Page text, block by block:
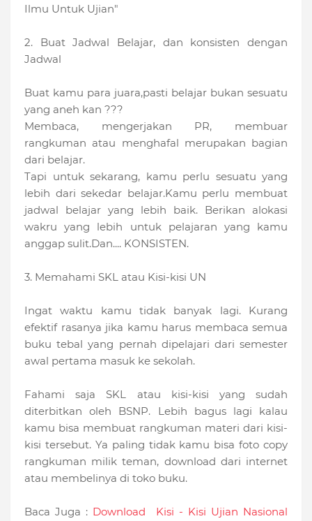
Ilmu Untuk Ujian"
2. Buat Jadwal Belajar, dan konsisten dengan
Jadwal
Buat kamu para juara,pasti belajar bukan sesuatu
yang aneh kan ???
Membaca, mengerjakan PR, membuar
rangkuman atau menghafal merupakan bagian
dari belajar.
Tapi untuk sekarang, kamu perlu sesuatu yang
lebih dari sekedar belajar.Kamu perlu membuat
jadwal belajar yang lebih baik. Berikan alokasi
wakru yang lebih untuk pelajaran yang kamu
anggap sulit.Dan.... KONSISTEN.
3. Memahami SKL atau Kisi-kisi UN
Ingat waktu kamu tidak banyak lagi. Kurang
efektif rasanya jika kamu harus membaca semua
buku tebal yang pernah dipelajari dari semester
awal pertama masuk ke sekolah.
Fahami saja SKL atau kisi-kisi yang sudah
diterbitkan oleh BSNP. Lebih bagus lagi kalau
kamu bisa membuat rangkuman materi dari kisi-
kisi tersebut. Ya paling tidak kamu bisa foto copy
rangkuman milik teman, download dari internet
atau membelinya di toko buku.
Baca Juga : Download Kisi - Kisi Ujian Nasional